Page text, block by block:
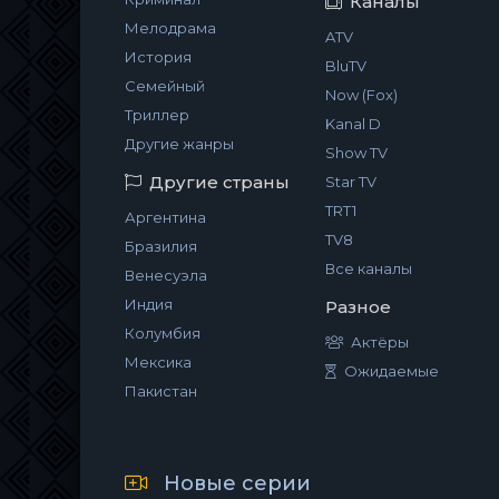
Мелодрама
История
Семейный
Триллер
Другие жанры
Другие страны
Аргентина
Бразилия
Венесуэла
Индия
Колумбия
Мексика
Пакистан
ATV
BluTV
Now (Fox)
Kanal D
Show TV
Star TV
TRT1
TV8
Все каналы
Разное
Актёры
Ожидаемые
Новые серии